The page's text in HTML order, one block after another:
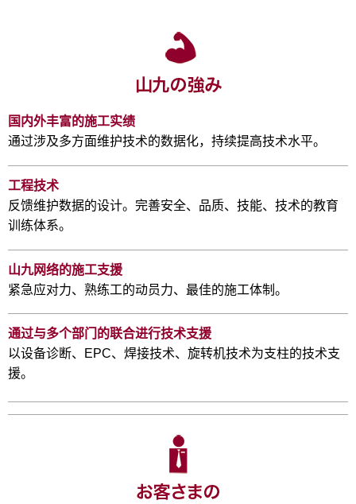
国内外丰富的施工实绩
通过涉及多方面维护技术的数据化，持续提高技术水平。
工程技术
反馈维护数据的设计。完善安全、品质、技能、技术的教育
训练体系。
山九网络的施工支援
紧急应对力、熟练工的动员力、最佳的施工体制。
通过与多个部门的联合进行技术支援
以设备诊断、EPC、焊接技术、旋转机技术为支柱的技术支
援。